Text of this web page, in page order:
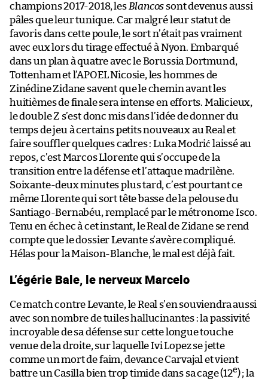
champions 2017-2018, les Blancos sont devenus aussi
pâles que leur tunique. Car malgré leur statut de
favoris dans cette poule, le sort n’était pas vraiment
avec eux lors du tirage effectué à Nyon. Embarqué
dans un plan à quatre avec le Borussia Dortmund,
Tottenham et l’APOEL Nicosie, les hommes de
Zinédine Zidane savent que le chemin avant les
huitièmes de finale sera intense en efforts. Malicieux,
le double Z s’est donc mis dans l’idée de donner du
temps de jeu à certains petits nouveaux au Real et
faire souffler quelques cadres : Luka Modrić laissé au
repos, c’est Marcos Llorente qui s’occupe de la
transition entre la défense et l’attaque madrilène.
Soixante-deux minutes plus tard, c’est pourtant ce
même Llorente qui sort tête basse de la pelouse du
Santiago-Bernabéu, remplacé par le métronome Isco.
Tenu en échec à cet instant, le Real de Zidane se rend
compte que le dossier Levante s’avère compliqué.
Hélas pour la Maison-Blanche, le mal est déjà fait.
L’égérie Bale, le nerveux Marcelo
Ce match contre Levante, le Real s’en souviendra aussi
avec son nombre de tuiles hallucinantes : la passivité
incroyable de sa défense sur cette longue touche
venue de la droite, sur laquelle Ivi Lopez se jette
comme un mort de faim, devance Carvajal et vient
battre un Casilla bien trop timide dans sa cage (12e) ; la